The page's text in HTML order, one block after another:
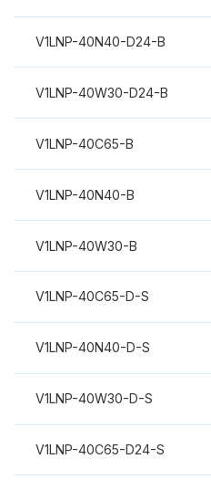
V1LNP-40N40-D24-B
V1LNP-40W30-D24-B
V1LNP-40C65-B
V1LNP-40N40-B
V1LNP-40W30-B
V1LNP-40C65-D-S
V1LNP-40N40-D-S
V1LNP-40W30-D-S
V1LNP-40C65-D24-S